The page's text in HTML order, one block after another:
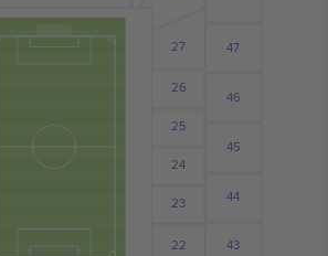
22
23
24
25
26
27
43
44
45
46
47